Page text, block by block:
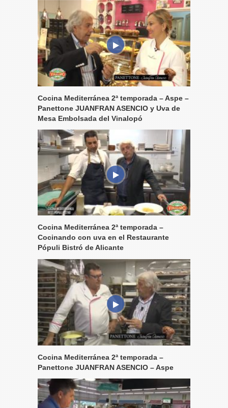
Cocina Mediterránea 2ª temporada – Aspe –
Panettone JUANFRAN ASENCIO y Uva de
Mesa Embolsada del Vinalopó
Cocina Mediterránea 2ª temporada –
Cocinando con uva en el Restaurante
Pópuli Bistró de Alicante
Cocina Mediterránea 2ª temporada –
Panettone JUANFRAN ASENCIO – Aspe